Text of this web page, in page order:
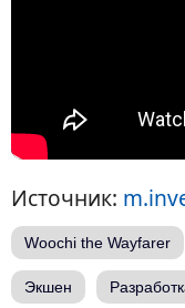
Источник:
Woochi the Wayfarer
Экшен